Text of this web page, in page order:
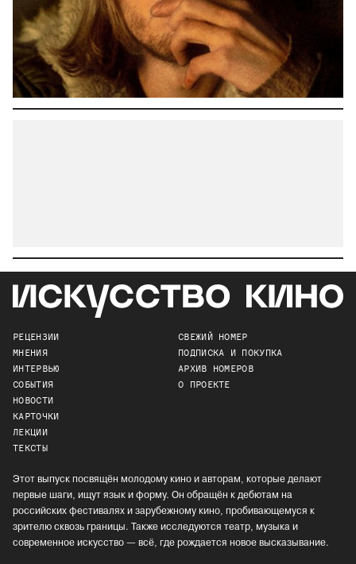
РЕЦЕНЗИИ
МНЕНИЯ
ИНТЕРВЬЮ
СОБЫТИЯ
НОВОСТИ
КАРТОЧКИ
ЛЕКЦИИ
ТЕКСТЫ
СВЕЖИЙ НОМЕР
ПОДПИСКА И ПОКУПКА
АРХИВ НОМЕРОВ
О ПРОЕКТЕ
Этот выпуск посвящён молодому кино и авторам, которые делают
первые шаги, ищут язык и форму. Он обращён к дебютам на
российских фестивалях и зарубежному кино, пробивающемуся к
зрителю сквозь границы. Также исследуются театр, музыка и
современное искусство — всё, где рождается новое высказывание.